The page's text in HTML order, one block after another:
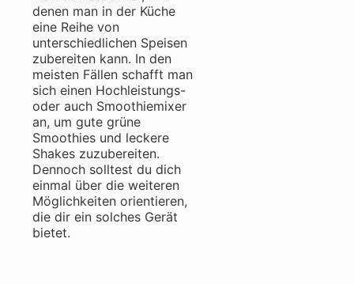
denen man in der Küche
eine Reihe von
unterschiedlichen Speisen
zubereiten kann. In den
meisten Fällen schafft man
sich einen Hochleistungs-
oder auch Smoothiemixer
an, um gute grüne
Smoothies und leckere
Shakes zuzubereiten.
Dennoch solltest du dich
einmal über die weiteren
Möglichkeiten orientieren,
die dir ein solches Gerät
bietet.